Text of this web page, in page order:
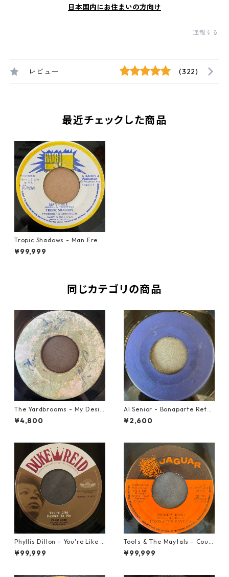
日本国内にお住まいの方向け
通報する
レビュー (322)
最近チェックした商品
Tropic Shadows - Man Free
【7-21051】
¥99,999
同じカテゴリの商品
The Yardbrooms - My Desir
e【7-21922】
¥4,800
Al Senior - Bonaparte Retre
at【7-21861】
¥2,600
Phyllis Dillon - You're Like H
eaven To Me【7-21913】
¥99,999
Toots & The Maytals - Coun
try Road【7-21951】
¥99,999